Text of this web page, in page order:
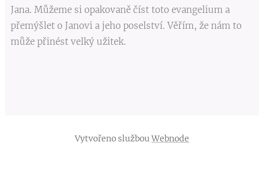
Jana. Můžeme si opakovaně číst toto evangelium a
přemýšlet o Janovi a jeho poselství. Věřím, že nám to
může přinést velký užitek.
Vytvořeno službouWebnode